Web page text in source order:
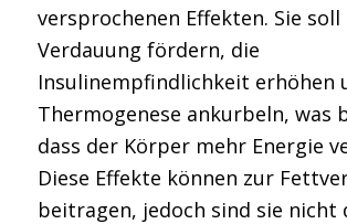
versprochenen Effekten. Sie soll
Verdauung fördern, die
Insulinempfindlichkeit erhöhen
Thermogenese ankurbeln, was
dass der Körper mehr Energie
Diese Effekte können zur
beitragen, jedoch sind sie nicht